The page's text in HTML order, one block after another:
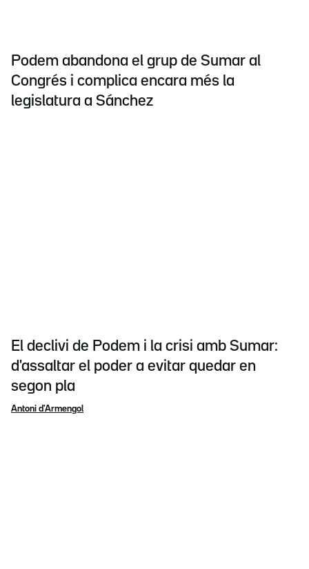
Podem abandona el grup de Sumar al
Congrés i complica encara més la
legislatura a Sánchez
El declivi de Podem i la crisi amb Sumar:
d'assaltar el poder a evitar quedar en
segon pla
Antoni d'Armengol